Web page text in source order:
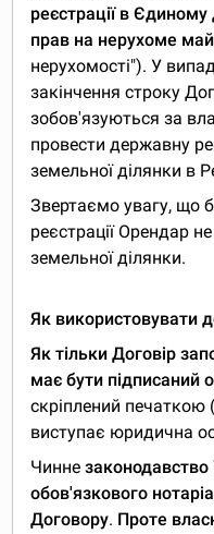
реєстрації в
прав на нерухоме
нерухомості"). У
закінчення строку
зобов'язуються за
провести державну
земельної ділянки в
Звертаємо увагу, що
реєстрації Орендар
земельної ділянки.
Як використовувати
Як тільки Договір
має бути підписаний
скріплений
виступає юридична
Чинне законодавство
обов'язкового
Договору. Проте